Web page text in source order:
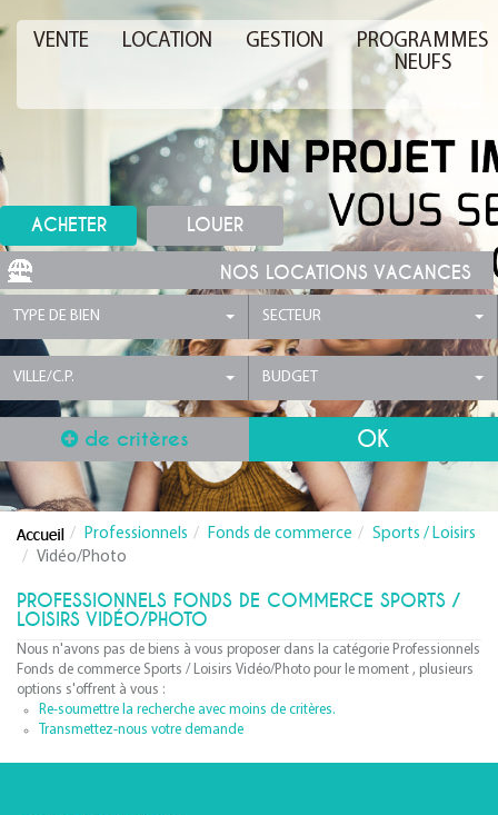
VENTE LOCATION GESTION
PROGRAMMES
NEUFS
ACHETER LOUER
NOS LOCATIONS VACANCES
TYPE DE BIEN SECTEUR
VILLE/C.P. BUDGET
de critères
Professionnels Fonds de commerce
Sports / Loisirs
Vidéo/Photo
PROFESSIONNELS FONDS DE COMMERCE SPORTS /
LOISIRS VIDÉO/PHOTO
Nous n'avons pas de biens à vous proposer dans la catégorie Professionnels
Fonds de commerce Sports / Loisirs Vidéo/Photo pour le moment , plusieurs
options s'offrent à vous :
Re-soumettre la recherche avec moins de critères.
Transmettez-nous votre demande